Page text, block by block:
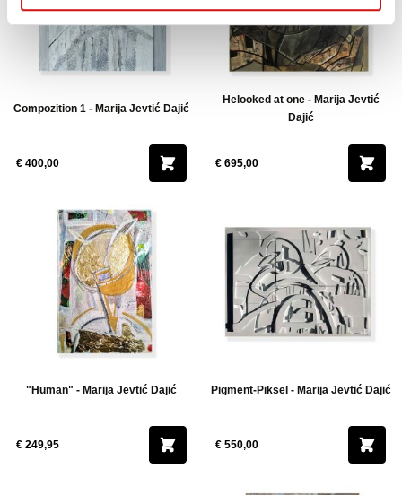
Compozition 1 - Marija Jevtić Dajić
€ 400,00
Helooked at one - Marija Jevtić
Dajić
€ 695,00
"Human" - Marija Jevtić Dajić
€ 249,95
Pigment-Piksel - Marija Jevtić Dajić
€ 550,00